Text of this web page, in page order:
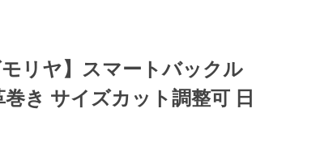
モリヤ】スマートバックル
き サイズカット調整可 日